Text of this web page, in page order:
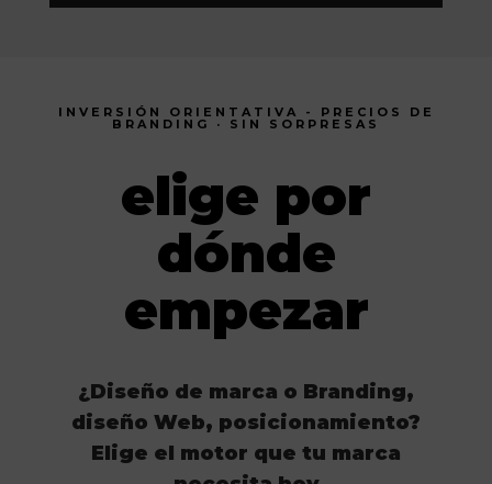
INVERSIÓN ORIENTATIVA - PRECIOS DE
BRANDING · SIN SORPRESAS
elige por
dónde
empezar
¿Diseño de marca o Branding,
diseño Web, posicionamiento?
Elige el motor que tu marca